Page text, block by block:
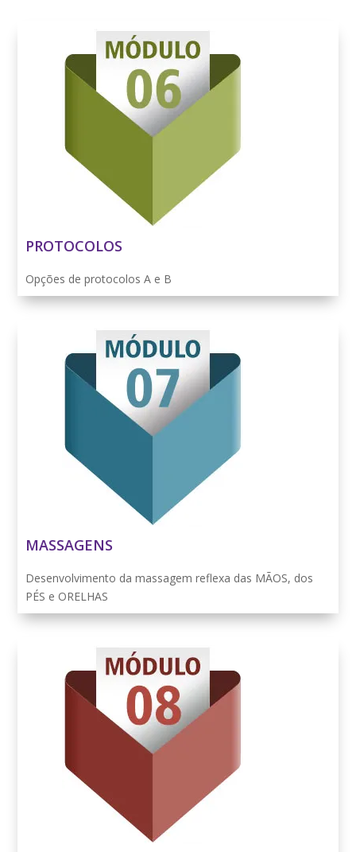
PROTOCOLOS
Opções de protocolos A e B
MASSAGENS
Desenvolvimento da massagem reflexa das MÃOS, dos
PÉS e ORELHAS